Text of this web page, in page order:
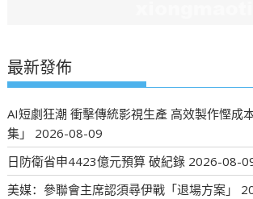
最新發佈
AI短劇狂潮 衝擊傳統影視生產 高效製作慳成
集」
2026-08-09
日防衛省申4423億元預算 破紀錄 2026-08-
美媒：參聯會主席認須尋伊戰「退場方案」